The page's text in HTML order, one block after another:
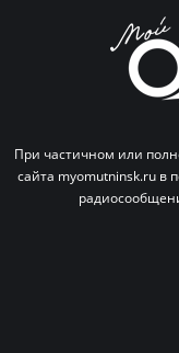
При частичном или
сайта myomutninsk.ru в